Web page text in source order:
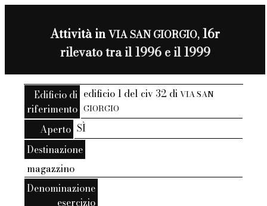
Attività inVIA SAN GIORGIO,16r
rilevato tra il 1996 e il 1999
Edificio di
riferimento
edificio 1 del civ 32 diVIA SAN
GIORGIO
Aperto SÌ
Destinazione
magazzino
Denominazione
esercizio